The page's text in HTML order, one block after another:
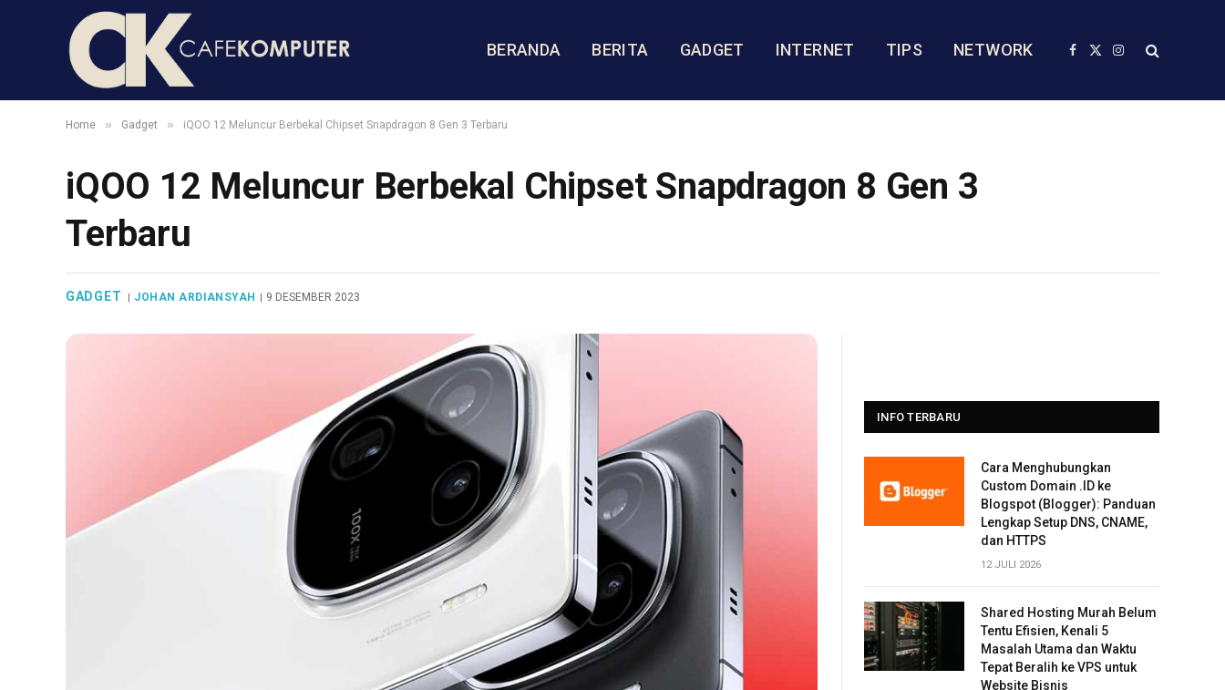
BERANDA BERITA GADGET INTERNET TIPS NETWORK Facebook
X
Instagram
Home » Gadget » iQOO 12 Meluncur Berbekal Chipset Snapdragon 8 Gen 3 Terbaru
iQOO 12 Meluncur Berbekal Chipset Snapdragon 8 Gen 3
Terbaru
GADGET JOHAN ARDIANSYAH 9 DESEMBER 2023
INFO TERBARU
Cara Menghubungkan
Custom Domain .ID ke
Blogspot (Blogger): Panduan
Lengkap Setup DNS, CNAME,
dan HTTPS
12 JULI 2026
Shared Hosting Murah Belum
Tentu Efisien, Kenali 5
Masalah Utama dan Waktu
Tepat Beralih ke VPS untuk
Website Bisnis